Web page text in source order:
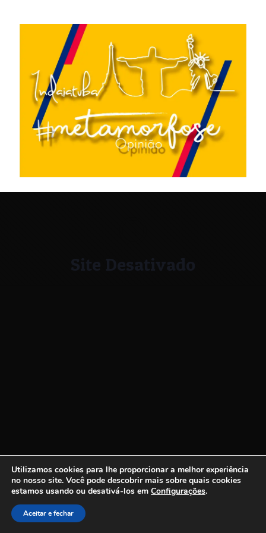
Site Desativado
Utilizamos cookies para lhe proporcionar a melhor experiência
no nosso site. Você pode descobrir mais sobre quais cookies
estamos usando ou desativá-los em Configurações.
Aceitar e fechar